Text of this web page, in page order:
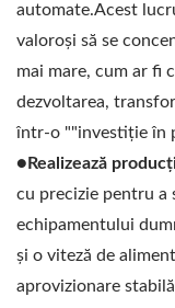
automate.Acest
valoroși să se
mai mare, cum ar fi
dezvoltarea,
într-o ""investiție în
●Realizează
cu precizie pentru a
echipamentului
și o viteză de
aprovizionare